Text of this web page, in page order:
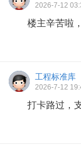
2026-7-12
楼主辛苦啦，
工程标准库
2026-7-12
打卡路过，支